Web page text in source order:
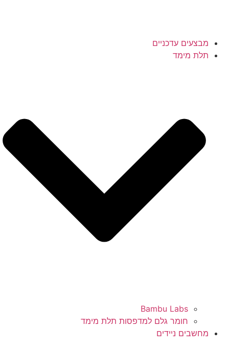
מבצעים עדכניים
תלת מימד
Bambu Labs
חומר גלם למדפסות תלת מימד
מחשבים ניידים